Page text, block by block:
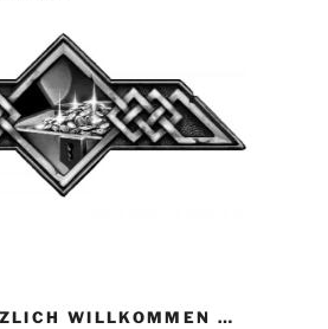
WILLKOMMEN …